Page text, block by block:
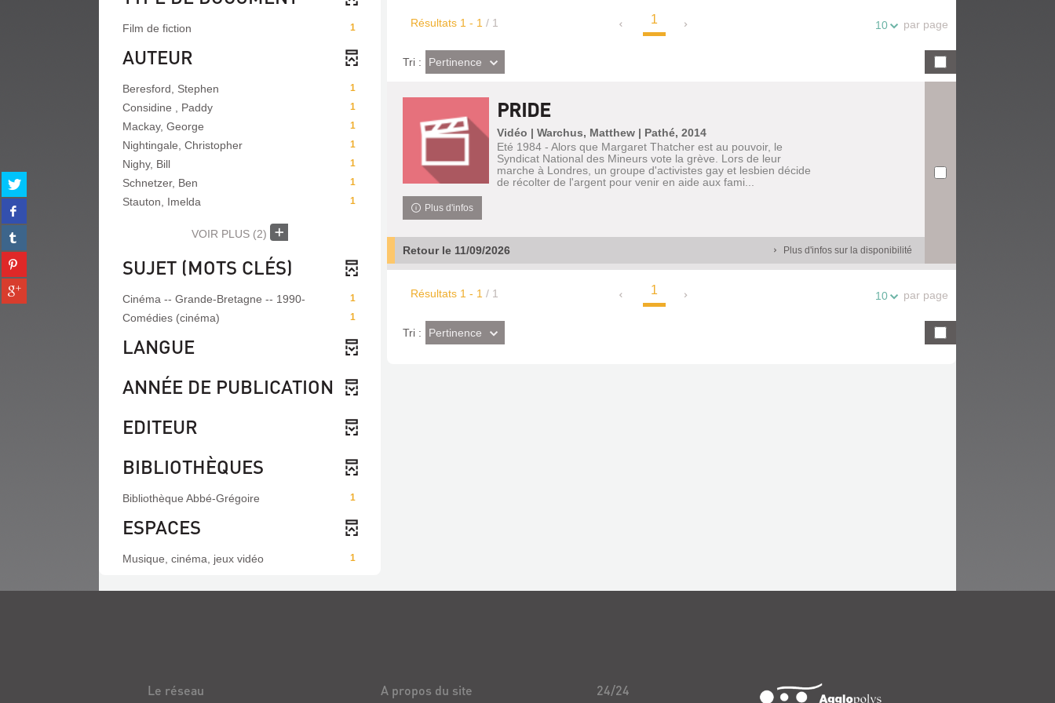
Partager
sur
twitter
(Nouvelle
fenêtre)
Partager
sur
facebook
(Nouvelle
fenêtre)
Partager
sur
tumblr
(Nouvelle
fenêtre)
Partager
sur
pinterest
(Nouvelle
Partager
sur
Résultats 1 - 1 / 1 1 10 par page
Tri :(Effet
imédiat)
Pertinence
PRIDE
Vidéo | Warchus, Matthew | Pathé, 2014
Eté 1984 - Alors que Margaret Thatcher est au pouvoir, le
Syndicat National des Mineurs vote la grève. Lors de leur
marche à Londres, un groupe d'activistes gay et lesbien décide
de récolter de l'argent pour venir en aide aux fami...
Plus d'infos
Retour le 11/09/2026 Plus d'infos sur la disponibilité
Résultats 1 - 1 / 1 1 10 par page
Tri :(Effet
imédiat)
Pertinence
1
Film de fiction
AUTEUR
1
Beresford, Stephen
1
Considine , Paddy
1
Mackay, George
1
Nightingale, Christopher
1
Nighy, Bill
1
Schnetzer, Ben
1
Stauton, Imelda
VOIR PLUS (2)
SUJET (MOTS CLÉS)
1
Cinéma -- Grande-Bretagne -- 1990-
1
Comédies (cinéma)
LANGUE
ANNÉE DE PUBLICATION
EDITEUR
BIBLIOTHÈQUES
1
Bibliothèque Abbé-Grégoire
ESPACES
1
Musique, cinéma, jeux vidéo
Le réseau A propos du site 24/24